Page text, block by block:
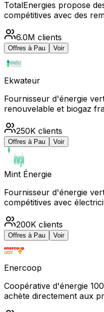
TotalEnergies propose
compétitives avec des
6.0M clients
Offres à Pau Voir
Ekwateur
Fournisseur d'énergie
renouvelable et biogaz
250K clients
Offres à Pau Voir
Mint Énergie
Fournisseur d'énergie
compétitives avec
200K clients
Offres à Pau Voir
Enercoop
Coopérative d'énergie
achète directement aux